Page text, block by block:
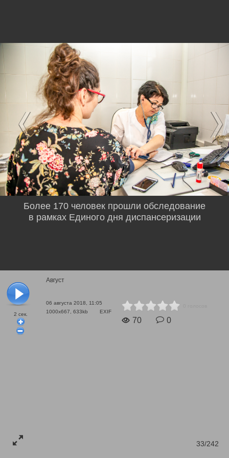
2 сек.
Август
06 августа 2018, 11:05
1000x667, 633kb
EXIF
70 0
33/242
Более 170 человек прошли обследование
в рамках Единого дня диспансеризации